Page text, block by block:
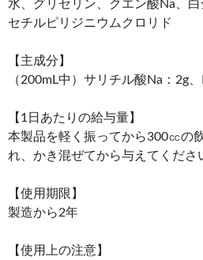
水、グリセリン、クエン酸Na、白
セチルピリジニウムクロリド
【主成分】
（200mL中）サリチル酸Na：2g
【1日あたりの給与量】
本製品を軽く振ってから300㏄の
れ、かき混ぜてから与えてくださ
【使用期限】
製造から2年
【使用上の注意】